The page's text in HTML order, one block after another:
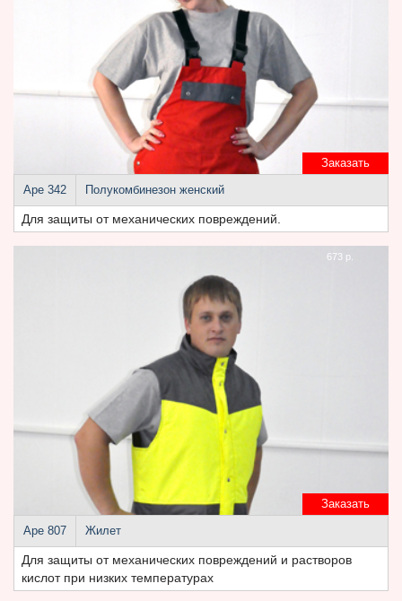
Заказать
Аре 342 Полукомбинезон женский
Для защиты от механических повреждений.
Заказать
673 р.
Аре 807 Жилет
Для защиты от механических повреждений и растворов
кислот при низких температурах